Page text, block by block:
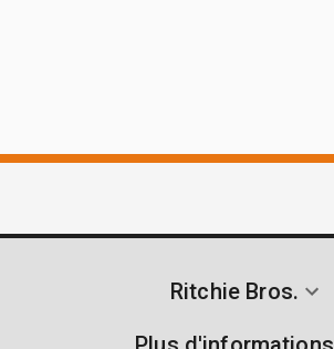
Ritchie Bros.